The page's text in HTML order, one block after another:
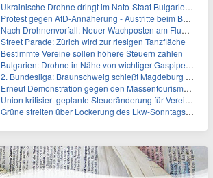
Ukrainische Drohne dringt im Nato-Staat Bulgarien ein
Protest gegen AfD-Annäherung - Austritte beim BSW Sachsen-Anhalt
Nach Drohnenvorfall: Neuer Wachposten am Flughafen
Street Parade: Zürich wird zur riesigen Tanzfläche
Bestimmte Vereine sollen höhere Steuern zahlen
Bulgarien: Drohne in Nähe von wichtiger Gaspipeline explodiert
2. Bundesliga: Braunschweig schießt Magdeburg ab
Erneut Demonstration gegen den Massentourismus auf Mallorca
Union kritisiert geplante Steueränderung für Vereine
Grüne streiten über Lockerung des Lkw-Sonntagsfahrverbots